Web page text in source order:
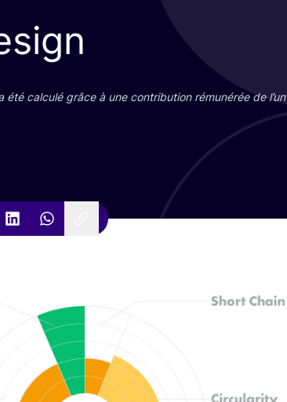
été cal­cu­lé grâce à une contri­bu­tion rému­né­rée de l’un